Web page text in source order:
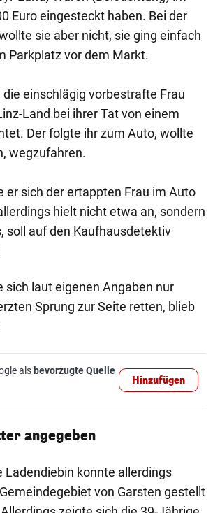
Euro eingesteckt haben. Bei der
sie aber nicht, sie ging einfach
Parkplatz vor dem Markt.
einschlägig vorbestrafte Frau
Land bei ihrer Tat von einem
Der folgte ihr zum Auto, wollte
wegzufahren.
er sich der ertappten Frau im Auto
hielt nicht etwa an, sondern
soll auf den Kaufhausdetektiv
sich laut eigenen Angaben nur
Sprung zur Seite retten, blieb
als bevorzugte Quelle
Hinzufügen
angegeben
Ladendiebin konnte allerdings
von Garsten gestellt